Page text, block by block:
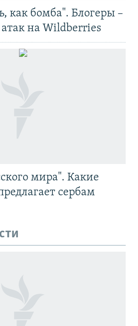
как бомба". Блогеры –
атак на Wildberries
мира". Какие
сербам